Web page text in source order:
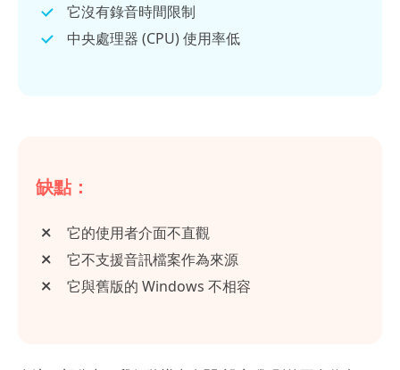
它沒有錄音時間限制
中央處理器 (CPU) 使用率低
缺點：
它的使用者介面不直觀
它不支援音訊檔案作為來源
它與舊版的 Windows 不相容